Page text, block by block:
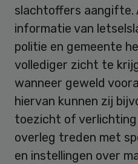
slachtoffers aangifte.
informatie van
politie en gemeente
vollediger zicht te
wanneer geweld
hiervan kunnen zij
toezicht of
overleg treden met
en instellingen over